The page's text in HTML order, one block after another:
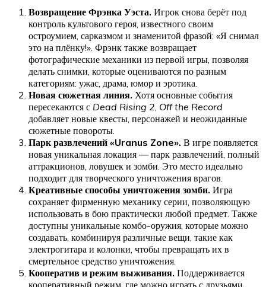
Возвращение Фрэнка Уэста. Игрок снова берёт под
контроль культового героя, известного своим
остроумием, сарказмом и знаменитой фразой: «Я снимал
это на плёнку!». Фрэнк также возвращает
фотографические механики из первой игры, позволяя
делать снимки, которые оцениваются по разным
категориям: ужас, драма, юмор и эротика.
Новая сюжетная линия. Хотя основные события
пересекаются с Dead Rising 2 Off the Record
добавляет новые квесты, персонажей и неожиданные
сюжетные повороты.
Парк развлечений «Uranus Zone». В игре появляется
новая уникальная локация — парк развлечений, полный
аттракционов, ловушек и зомби. Это место идеально
подходит для творческого уничтожения врагов.
Креативные способы уничтожения зомби. Игра
сохраняет фирменную механику серии, позволяющую
использовать в бою практически любой предмет. Также
доступны уникальные комбо-оружия, которые можно
создавать, комбинируя различные вещи, такие как
электрогитара и колонки, чтобы превращать их в
смертельное средство уничтожения.
Кооператив и режим выживания. Поддерживается
кооперативный режим, где можно играть с друзьями.